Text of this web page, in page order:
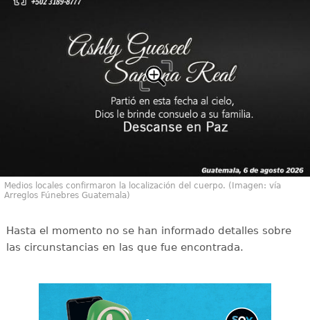
Medios locales confirmaron la localización del cuerpo. (Imagen: vía
Arreglos Fúnebres Guatemala)
Hasta el momento no se han informado detalles sobre
las circunstancias en las que fue encontrada.